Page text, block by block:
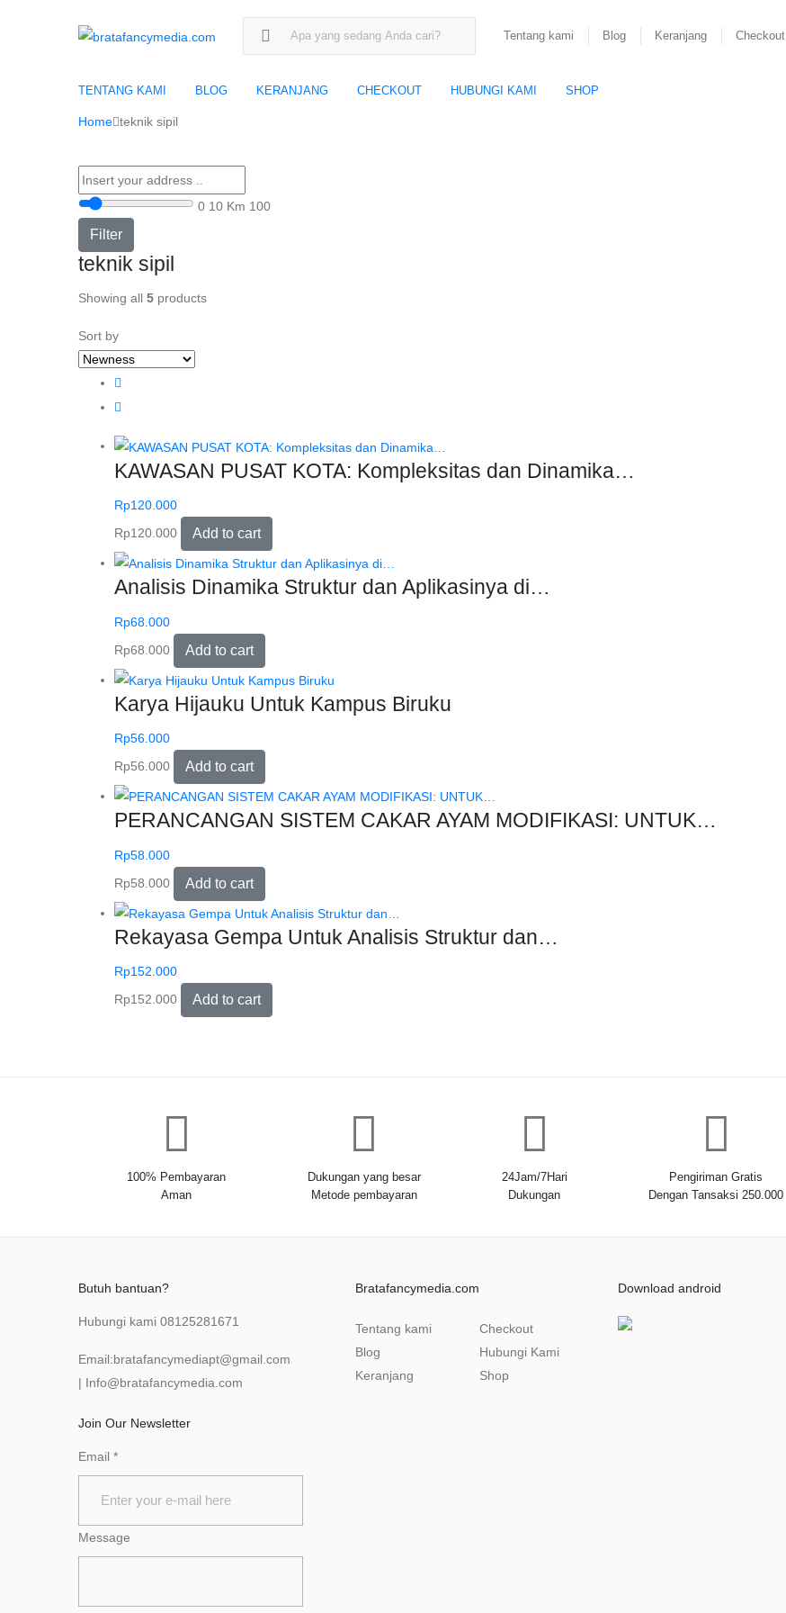
Search for:
Tentang kami Blog Keranjang Checkout
TENTANG KAMI BLOG KERANJANG CHECKOUT HUBUNGI KAMI SHOP
Home teknik sipil
0 10 Km 100
Filter
teknik sipil
Showing all 5 products
Sort by
KAWASAN PUSAT KOTA: Kompleksitas dan Dinamika…
Rp120.000
Rp120.000 Add to cart
Analisis Dinamika Struktur dan Aplikasinya di…
Rp68.000
Rp68.000 Add to cart
Karya Hijauku Untuk Kampus Biruku
Rp56.000
Rp56.000 Add to cart
PERANCANGAN SISTEM CAKAR AYAM MODIFIKASI: UNTUK…
Rp58.000
Rp58.000 Add to cart
Rekayasa Gempa Untuk Analisis Struktur dan…
Rp152.000
Rp152.000 Add to cart
100% Pembayaran
Aman
Dukungan yang besar
Metode pembayaran
24Jam/7Hari
Dukungan
Pengiriman Gratis
Dengan Tansaksi 250.000
Butuh bantuan?
Hubungi kami 08125281671
Email:bratafancymediapt@gmail.com
| Info@bratafancymedia.com
Join Our Newsletter
Email *
Message
Bratafancymedia.com
Tentang kami
Blog
Keranjang
Checkout
Hubungi Kami
Shop
Download android